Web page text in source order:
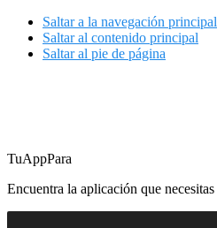
Saltar a la navegación principal
Saltar al contenido principal
Saltar al pie de página
TuAppPara
Encuentra la aplicación que necesitas